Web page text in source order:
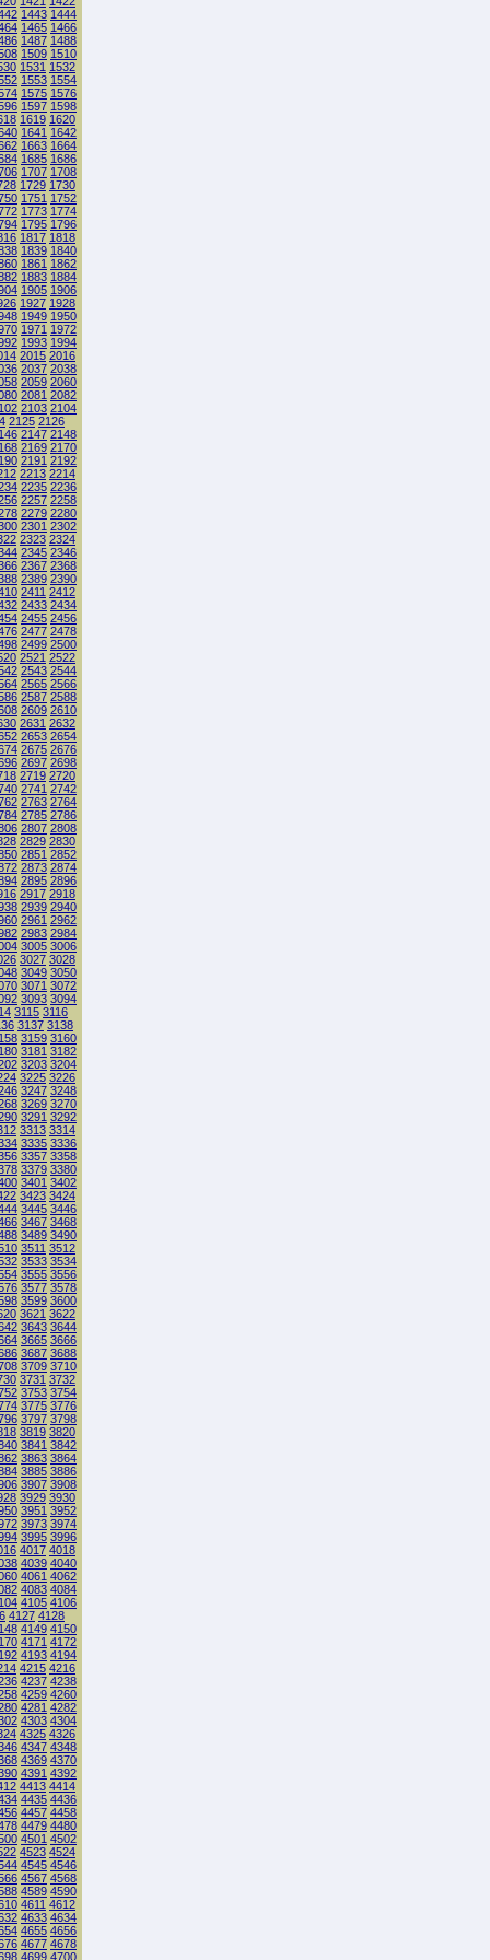
1443 1444
1465 1466
1487 1488
1509 1510
1531 1532
1553 1554
1575 1576
1597 1598
1619 1620
1641 1642
1663 1664
1685 1686
1707 1708
1729 1730
1751 1752
1773 1774
1795 1796
1817 1818
1839 1840
1861 1862
1883 1884
1905 1906
1927 1928
1949 1950
1971 1972
1993 1994
2015 2016
2037 2038
2059 2060
2081 2082
2103 2104
2125 2126
2147 2148
2169 2170
2191 2192
2213 2214
2235 2236
2257 2258
2279 2280
2301 2302
2323 2324
2345 2346
2367 2368
2389 2390
2411 2412
2433 2434
2455 2456
2477 2478
2499 2500
2521 2522
2543 2544
2565 2566
2587 2588
2609 2610
2631 2632
2653 2654
2675 2676
2697 2698
2719 2720
2741 2742
2763 2764
2785 2786
2807 2808
2829 2830
2851 2852
2873 2874
2895 2896
2917 2918
2939 2940
2961 2962
2983 2984
3005 3006
3027 3028
3049 3050
3071 3072
3093 3094
3115 3116
3137 3138
3159 3160
3181 3182
3203 3204
3225 3226
3247 3248
3269 3270
3291 3292
3313 3314
3335 3336
3357 3358
3379 3380
3401 3402
3423 3424
3445 3446
3467 3468
3489 3490
3511 3512
3533 3534
3555 3556
3577 3578
3599 3600
3621 3622
3643 3644
3665 3666
3687 3688
3709 3710
3731 3732
3753 3754
3775 3776
3797 3798
3819 3820
3841 3842
3863 3864
3885 3886
3907 3908
3929 3930
3951 3952
3973 3974
3995 3996
4017 4018
4039 4040
4061 4062
4083 4084
4105 4106
4127 4128
4149 4150
4171 4172
4193 4194
4215 4216
4237 4238
4259 4260
4281 4282
4303 4304
4325 4326
4347 4348
4369 4370
4391 4392
4413 4414
4435 4436
4457 4458
4479 4480
4501 4502
4523 4524
4545 4546
4567 4568
4589 4590
4611 4612
4633 4634
4655 4656
4677 4678
4699 4700